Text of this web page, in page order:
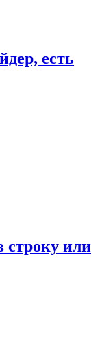
есть
строку или